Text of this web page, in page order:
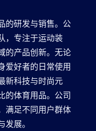
的研发与销售。公
，专注于运动装
的产品创新。无论
爱好者的日常使用
新科技与时尚元
的体育用品。公司
满足不同用户群体
发展。